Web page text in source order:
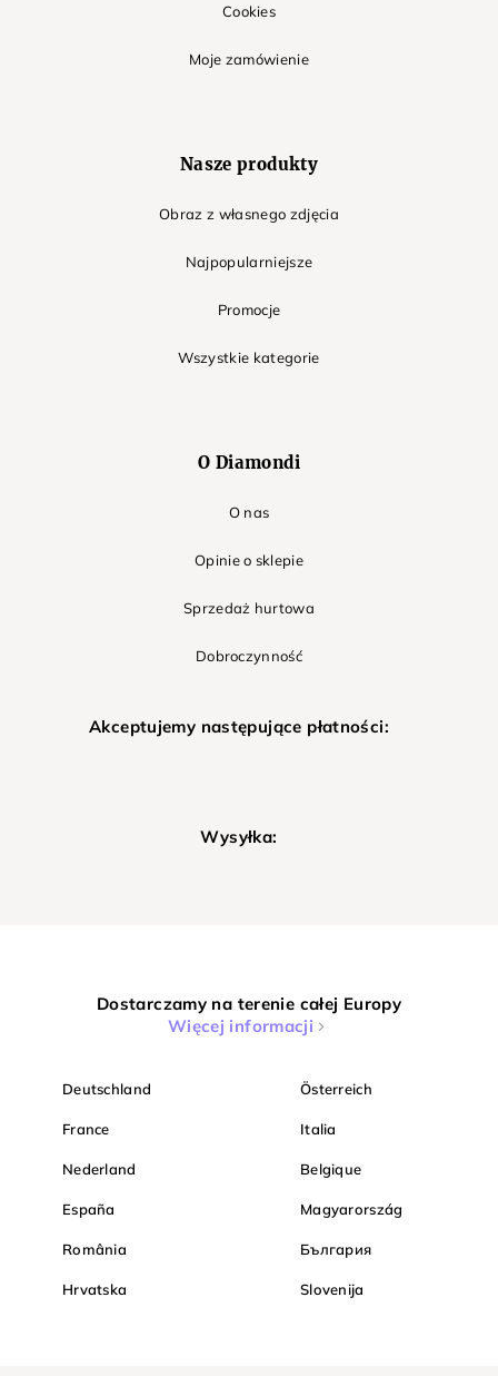
Cookies
Moje zamówienie
Nasze produkty
Obraz z własnego zdjęcia
Najpopularniejsze
Promocje
Wszystkie kategorie
O Diamondi
O nas
Opinie o sklepie
Sprzedaż hurtowa
Dobroczynność
Akceptujemy następujące płatności:
Wysyłka:
Dostarczamy na terenie całej Europy
Więcej informacji
Deutschland Österreich
France Italia
Nederland Belgique
España Magyarország
România България
Hrvatska Slovenija